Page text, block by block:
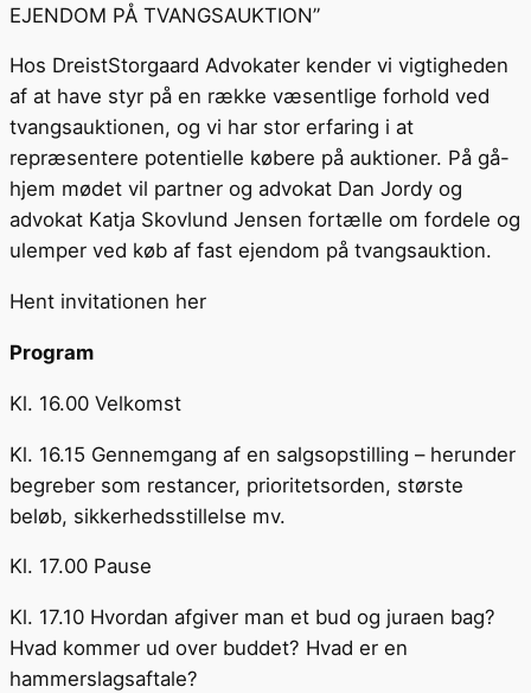
EJENDOM PÅ TVANGSAUKTION”
Hos DreistStorgaard Advokater kender vi vigtigheden
af at have styr på en række væsentlige forhold ved
tvangsauktionen, og vi har stor erfaring i at
repræsentere potentielle købere på auktioner. På gå-
hjem mødet vil partner og advokat Dan Jordy og
advokat Katja Skovlund Jensen fortælle om fordele og
ulemper ved køb af fast ejendom på tvangsauktion.
Hent invitationen her
Program
Kl. 16.00 Velkomst
Kl. 16.15 Gennemgang af en salgsopstilling – herunder
begreber som restancer, prioritetsorden, største
beløb, sikkerhedsstillelse mv.
Kl. 17.00 Pause
Kl. 17.10 Hvordan afgiver man et bud og juraen bag?
Hvad kommer ud over buddet? Hvad er en
hammerslagsaftale?